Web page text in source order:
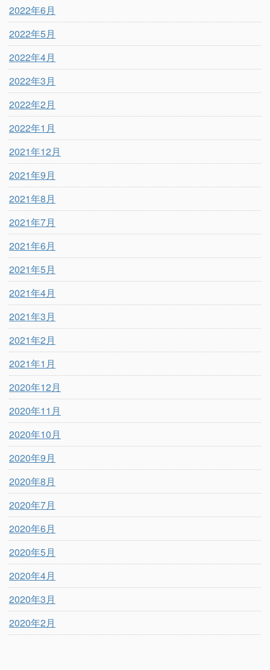
2022年6月
2022年5月
2022年4月
2022年3月
2022年2月
2022年1月
2021年12月
2021年9月
2021年8月
2021年7月
2021年6月
2021年5月
2021年4月
2021年3月
2021年2月
2021年1月
2020年12月
2020年11月
2020年10月
2020年9月
2020年8月
2020年7月
2020年6月
2020年5月
2020年4月
2020年3月
2020年2月